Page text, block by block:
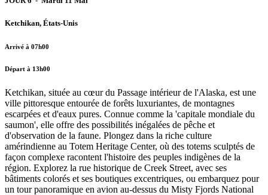
Ketchikan, États-Unis
Arrivé à 07h00
Départ à 13h00
Ketchikan, située au cœur du Passage intérieur de l'Alaska, est une
ville pittoresque entourée de forêts luxuriantes, de montagnes
escarpées et d'eaux pures. Connue comme la 'capitale mondiale du
saumon', elle offre des possibilités inégalées de pêche et
d'observation de la faune. Plongez dans la riche culture
amérindienne au Totem Heritage Center, où des totems sculptés de
façon complexe racontent l'histoire des peuples indigènes de la
région. Explorez la rue historique de Creek Street, avec ses
bâtiments colorés et ses boutiques excentriques, ou embarquez pour
un tour panoramique en avion au-dessus du Misty Fjords National